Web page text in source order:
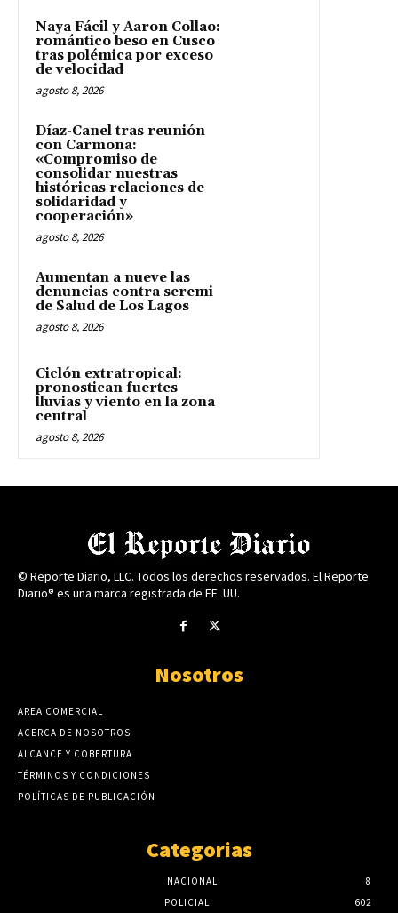
Naya Fácil y Aaron Collao:
romántico beso en Cusco
tras polémica por exceso
de velocidad
agosto 8, 2026
Díaz-Canel tras reunión
con Carmona:
«Compromiso de
consolidar nuestras
históricas relaciones de
solidaridad y
cooperación»
agosto 8, 2026
Aumentan a nueve las
denuncias contra seremi
de Salud de Los Lagos
agosto 8, 2026
Ciclón extratropical:
pronostican fuertes
lluvias y viento en la zona
central
agosto 8, 2026
© Reporte Diario, LLC. Todos los derechos reservados. El Reporte
Diario® es una marca registrada de EE. UU.
Nosotros
AREA COMERCIAL
ACERCA DE NOSOTROS
ALCANCE Y COBERTURA
TÉRMINOS Y CONDICIONES
POLÍTICAS DE PUBLICACIÓN
Categorias
NACIONAL
8
POLICIAL
602